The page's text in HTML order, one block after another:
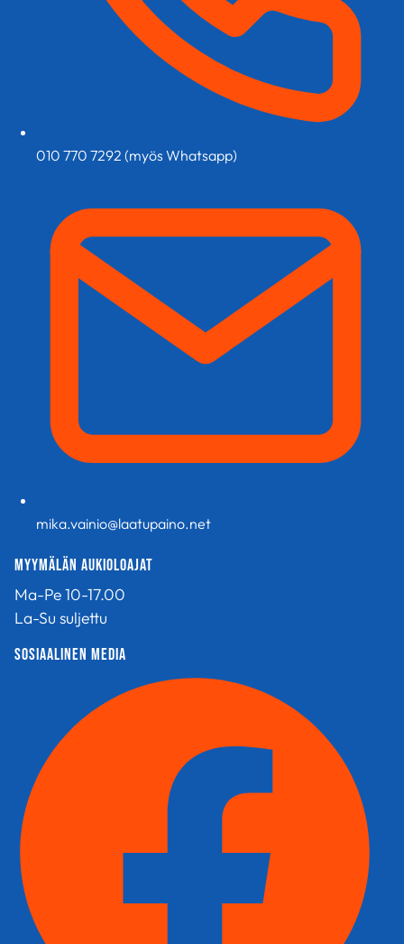
010 770 7292 (myös Whatsapp)
mika.vainio@laatupaino.net
Myymälän aukioloajat
Ma-Pe 10-17.00
La-Su suljettu
sosiaalinen media